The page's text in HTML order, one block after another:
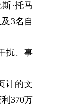
·托马
3名自
扰。事
计的文
370万